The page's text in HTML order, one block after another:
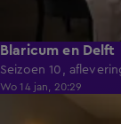
Blaricum en Delft
Seizoen 10,
Wo 14 jan, 20:29